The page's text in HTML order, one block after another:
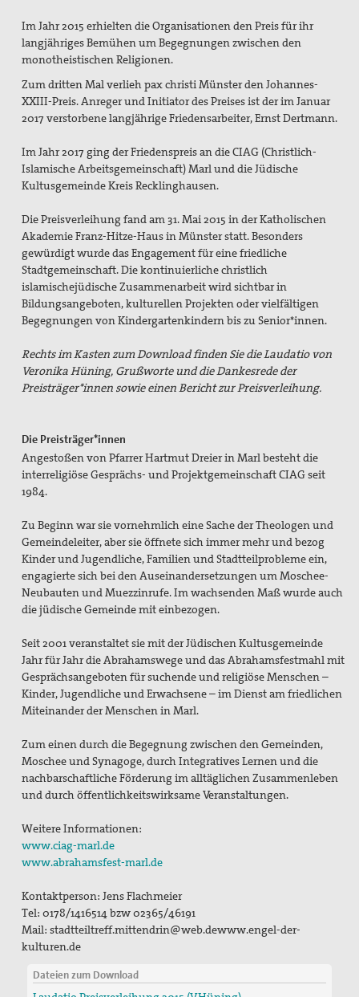
Friedensbildung
Frieden, Soziale Gerechtigkeit und Klimapolitik
pc-Korrespondenz
Materialien
Newsletter
Ausstellung Gestalten der Gewaltfreiheit
Papst Johannes XXIII-Preis
Preisbeirat
Spiritueller Impuls
Mitmachen
Basisgruppen
Spenden Friedensreferent
Aktionen / Projekte
Mitgliedschaft verschenken
Spenden und Fördern
Kampagnen & Partner*innen
Kontakt
Suche
Im Jahr 2015 erhielten die Organisationen den Preis für ihr
langjähriges Bemühen um Begegnungen zwischen den
monotheistischen Religionen.
Zum dritten Mal verlieh pax christi Münster den Johannes-
XXIII-Preis. Anreger und Initiator des Preises ist der im Januar
2017 verstorbene langjährige Friedensarbeiter, Ernst Dertmann.
Im Jahr 2017 ging der Friedenspreis an die CIAG (Christlich-
Islamische Arbeitsgemeinschaft) Marl und die Jüdische
Kultusgemeinde Kreis Recklinghausen.
Die Preisverleihung fand am 31. Mai 2015 in der Katholischen
Akademie Franz-Hitze-Haus in Münster statt. Besonders
gewürdigt wurde das Engagement für eine friedliche
Stadtgemeinschaft. Die kontinuierliche christlich
islamischejüdische Zusammenarbeit wird sichtbar in
Bildungsangeboten, kulturellen Projekten oder vielfältigen
Begegnungen von Kindergartenkindern bis zu Senior*innen.
Rechts im Kasten zum Download finden Sie die Laudatio von
Veronika Hüning, Grußworte und die Dankesrede der
Preisträger*innen sowie einen Bericht zur Preisverleihung.
Die Preisträger*innen
Angestoßen von Pfarrer Hartmut Dreier in Marl besteht die
interreligiöse Gesprächs- und Projektgemeinschaft CIAG seit
1984.
Zu Beginn war sie vornehmlich eine Sache der Theologen und
Gemeindeleiter, aber sie öffnete sich immer mehr und bezog
Kinder und Jugendliche, Familien und Stadtteilprobleme ein,
engagierte sich bei den Auseinandersetzungen um Moschee-
Neubauten und Muezzinrufe. Im wachsenden Maß wurde auch
die jüdische Gemeinde mit einbezogen.
Seit 2001 veranstaltet sie mit der Jüdischen Kultusgemeinde
Jahr für Jahr die Abrahamswege und das Abrahamsfestmahl mit
Gesprächsangeboten für suchende und religiöse Menschen –
Kinder, Jugendliche und Erwachsene – im Dienst am friedlichen
Miteinander der Menschen in Marl.
Zum einen durch die Begegnung zwischen den Gemeinden,
Moschee und Synagoge, durch Integratives Lernen und die
nachbarschaftliche Förderung im alltäglichen Zusammenleben
und durch öffentlichkeitswirksame Veranstaltungen.
Weitere Informationen:
www.ciag-marl.de
www.abrahamsfest-marl.de
Kontaktperson: Jens Flachmeier
Tel: 0178/1416514 bzw 02365/46191
Mail: stadtteiltreff.mittendrin@web.dewww.engel-der-
kulturen.de
Dateien zum Download